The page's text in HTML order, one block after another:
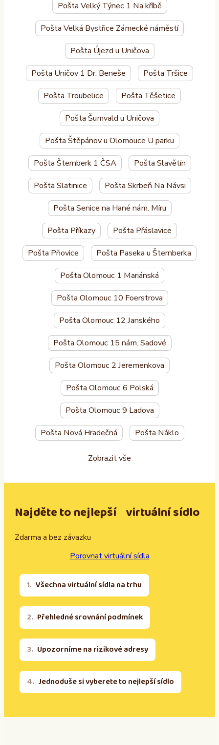
Pošta Velký Týnec 1 Na kříbě
Pošta Velká Bystřice Zámecké náměstí
Pošta Újezd u Uničova
Pošta Uničov 1 Dr. Beneše Pošta Tršice
Pošta Troubelice Pošta Těšetice
Pošta Šumvald u Uničova
Pošta Štěpánov u Olomouce U parku
Pošta Šternberk 1 ČSA Pošta Slavětín
Pošta Slatinice Pošta Skrbeň Na Návsi
Pošta Senice na Hané nám. Míru
Pošta Příkazy Pošta Přáslavice
Pošta Pňovice Pošta Paseka u Šternberka
Pošta Olomouc 1 Mariánská
Pošta Olomouc 10 Foerstrova
Pošta Olomouc 12 Janského
Pošta Olomouc 15 nám. Sadové
Pošta Olomouc 2 Jeremenkova
Pošta Olomouc 6 Polská
Pošta Olomouc 9 Ladova
Pošta Nová Hradečná Pošta Náklo
Zobrazit vše
Najděte to nejlepší virtuální sídlo
Zdarma a bez závazku
Porovnat virtuální sídla
Všechna virtuální sídla na trhu
Přehledné srovnání podmínek
Upozorníme na rizikové adresy
Jednoduše si vyberete to nejlepší sídlo